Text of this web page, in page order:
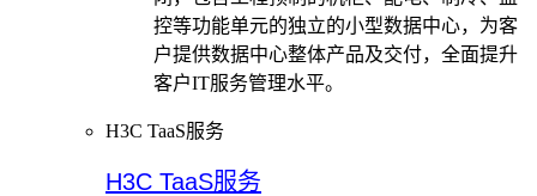
控等功能单元的独立的小型数据中心，为客
户提供数据中心整体产品及交付，全面提升
客户IT服务管理水平。
H3C TaaS服务
H3C TaaS服务